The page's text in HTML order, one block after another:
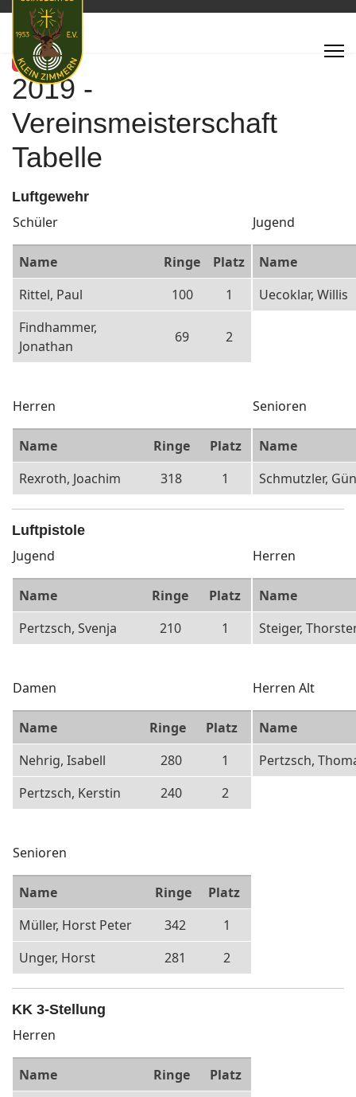
Featured
2019 -
Vereinsmeisterschaft
Tabelle
Luftgewehr
Schüler
Name Ringe
Platz
Rittel, Paul
100
1
Findhammer,
Jonathan
69 2
Jugend
Name
Uecoklar, Willis
Herren
Name Ringe
Platz
Rexroth, Joachim
318 1
Senioren
Name
Schmutzler,
Luftpistole
Jugend
Name Ringe
Platz
Pertzsch, Svenja
210 1
Herren
Name
Steiger,
Damen
Name Ringe
Platz
Nehrig, Isabell
280
1
Pertzsch, Kerstin
240 2
Herren Alt
Name
Pertzsch,
Senioren
Name Ringe
Platz
Müller, Horst Peter
342
1
Unger, Horst
281 2
KK 3-Stellung
Herren
Name Ringe
Platz